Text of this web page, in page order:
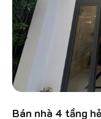
Bán nhà 4 tầng